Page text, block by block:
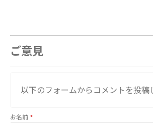
ご意見
以下のフォームからコメントを投稿
お名前